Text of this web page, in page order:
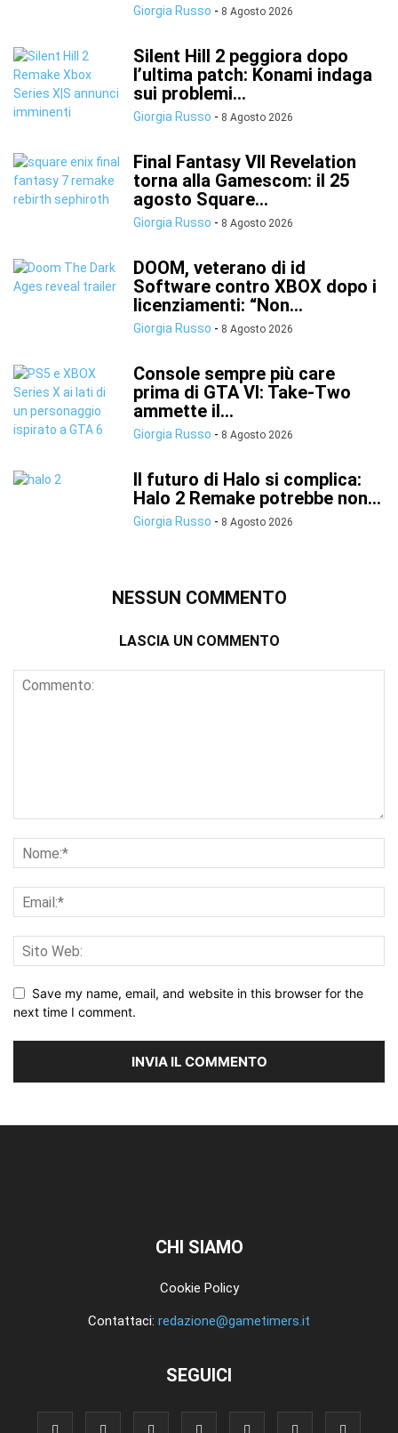
Giorgia Russo - 8 Agosto 2026
Silent Hill 2 peggiora dopo
l’ultima patch: Konami indaga
sui problemi...
Giorgia Russo - 8 Agosto 2026
Final Fantasy VII Revelation
torna alla Gamescom: il 25
agosto Square...
Giorgia Russo - 8 Agosto 2026
DOOM, veterano di id
Software contro XBOX dopo i
licenziamenti: “Non...
Giorgia Russo - 8 Agosto 2026
Console sempre più care
prima di GTA VI: Take-Two
ammette il...
Giorgia Russo - 8 Agosto 2026
Il futuro di Halo si complica:
Halo 2 Remake potrebbe non...
Giorgia Russo - 8 Agosto 2026
NESSUN COMMENTO
LASCIA UN COMMENTO
Save my name, email, and website in this browser for the
next time I comment.
CHI SIAMO
Cookie Policy
Contattaci: redazione@gametimers.it
SEGUICI